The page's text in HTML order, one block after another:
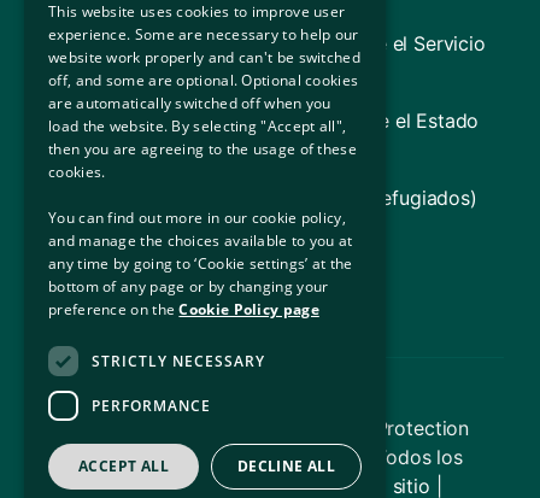
Consejo de Asistencia Jurídica (incluye el Servicio
Jurídico para Refugiados [RLS])
Gobierno de Irlanda (Información sobre el Estado
irlandés)
ACNUR (Agencia de la ONU para los Refugiados)
Ministerio de Justicia
Oficina para la Inclusión Social
© Copyright 2026 – International Protection
Accommodation Service (IPAS) | Todos los
derechos reservados |Mapa del sitio
This website uses cookies to improve user
experience. Some are necessary to help our
website work properly and can't be switched
off, and some are optional. Optional cookies
are automatically switched off when you
load the website. By selecting "Accept all",
then you are agreeing to the usage of these
cookies.
You can find out more in our cookie policy,
and manage the choices available to you at
any time by going to ‘Cookie settings’ at the
bottom of any page or by changing your
preference on theCookie Policy page
STRICTLY NECESSARY
PERFORMANCE
ACCEPT ALL DECLINE ALL